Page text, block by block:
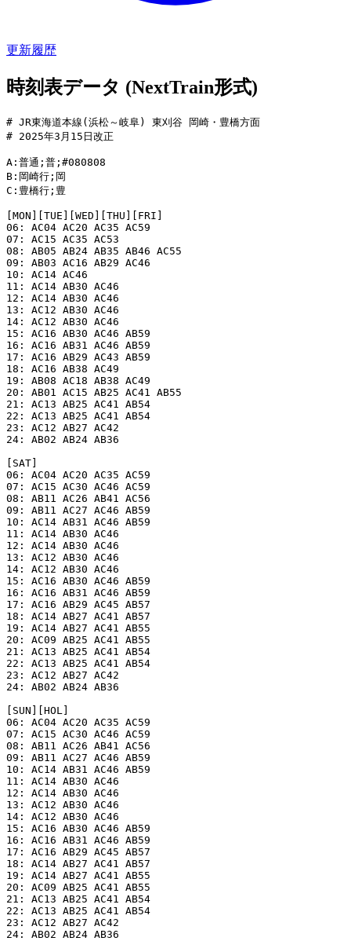
更新履歴
時刻表データ (NextTrain形式)
# JR東海道本線(浜松～岐阜) 東刈谷 岡崎・豊橋方面
# 2025年3月15日改正
A:普通;普;#080808
B:岡崎行;岡
C:豊橋行;豊
[MON][TUE][WED][THU][FRI]
06: AC04 AC20 AC35 AC59
07: AC15 AC35 AC53
08: AB05 AB24 AB35 AB46 AC55
09: AB03 AC16 AB29 AC46
10: AC14 AC46
11: AC14 AB30 AC46
12: AC14 AB30 AC46
13: AC12 AB30 AC46
14: AC12 AB30 AC46
15: AC16 AB30 AC46 AB59
16: AC16 AB31 AC46 AB59
17: AC16 AB29 AC43 AB59
18: AC16 AB38 AC49
19: AB08 AC18 AB38 AC49
20: AB01 AC15 AB25 AC41 AB55
21: AC13 AB25 AC41 AB54
22: AC13 AB25 AC41 AB54
23: AC12 AB27 AC42
24: AB02 AB24 AB36
[SAT]
06: AC04 AC20 AC35 AC59
07: AC15 AC30 AC46 AC59
08: AB11 AC26 AB41 AC56
09: AB11 AC27 AC46 AB59
10: AC14 AB31 AC46 AB59
11: AC14 AB30 AC46
12: AC14 AB30 AC46
13: AC12 AB30 AC46
14: AC12 AB30 AC46
15: AC16 AB30 AC46 AB59
16: AC16 AB31 AC46 AB59
17: AC16 AB29 AC45 AB57
18: AC14 AB27 AC41 AB57
19: AC14 AB27 AC41 AB55
20: AC09 AB25 AC41 AB55
21: AC13 AB25 AC41 AB54
22: AC13 AB25 AC41 AB54
23: AC12 AB27 AC42
24: AB02 AB24 AB36
[SUN][HOL]
06: AC04 AC20 AC35 AC59
07: AC15 AC30 AC46 AC59
08: AB11 AC26 AB41 AC56
09: AB11 AC27 AC46 AB59
10: AC14 AB31 AC46 AB59
11: AC14 AB30 AC46
12: AC14 AB30 AC46
13: AC12 AB30 AC46
14: AC12 AB30 AC46
15: AC16 AB30 AC46 AB59
16: AC16 AB31 AC46 AB59
17: AC16 AB29 AC45 AB57
18: AC14 AB27 AC41 AB57
19: AC14 AB27 AC41 AB55
20: AC09 AB25 AC41 AB55
21: AC13 AB25 AC41 AB54
22: AC13 AB25 AC41 AB54
23: AC12 AB27 AC42
24: AB02 AB24 AB36